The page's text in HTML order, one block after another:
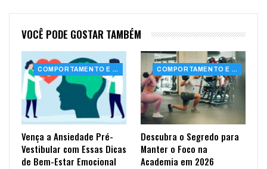
VOCÊ PODE GOSTAR TAMBÉM
COMPORTAMENTO E SAÚDE
Vença a Ansiedade Pré-
Vestibular com Essas Dicas
de Bem-Estar Emocional
COMPORTAMENTO E SAÚDE
Descubra o Segredo para
Manter o Foco na
Academia em 2026